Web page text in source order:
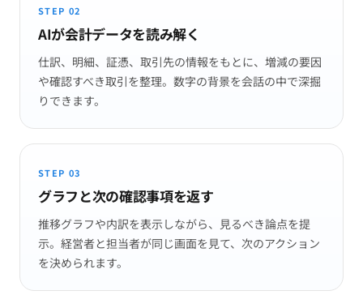
STEP 02
AIが会計データを読み解く
仕訳、明細、証憑、取引先の情報をもとに、増減の要因
や確認すべき取引を整理。数字の背景を会話の中で深掘
りできます。
STEP 03
グラフと次の確認事項を返す
推移グラフや内訳を表示しながら、見るべき論点を提
示。経営者と担当者が同じ画面を見て、次のアクション
を決められます。